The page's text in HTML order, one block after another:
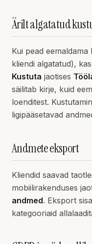
Ärilt algatatud
Kui pead
kliendi algatatud),
Kustuta jaotises
säilitab kirje, kuid
loenditest.
ligipääsetavad
Andmete eksport
Kliendid saavad
mobiilirakenduses
andmed. Eksport
kategooriaid